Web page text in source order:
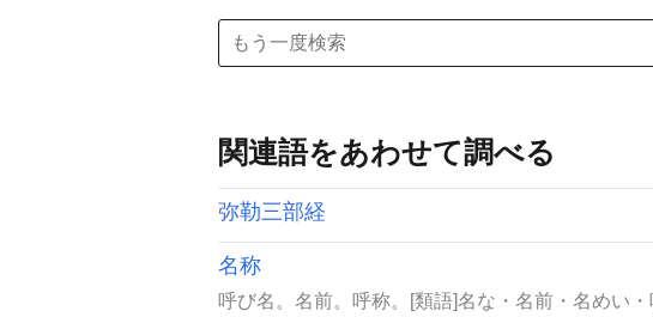
関連語をあわせて調べる
弥勒三部経
名称
呼び名。名前。呼称。[類語]名な・名前・名めい